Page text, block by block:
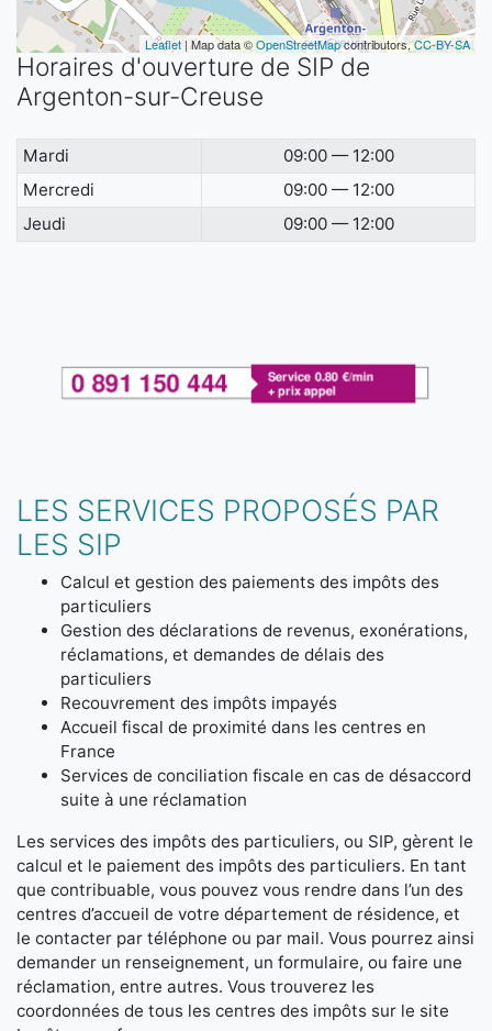
Leaflet | Map data ©OpenStreetMapcontributors,CC-BY-SA
Horaires d'ouverture de SIP de
Argenton-sur-Creuse
Mardi
09:00 — 12:00
Mercredi
09:00 — 12:00
Jeudi
09:00 — 12:00
LES SERVICES PROPOSÉS PAR
LES SIP
Calcul et gestion des paiements des impôts des
particuliers
Gestion des déclarations de revenus, exonérations,
réclamations, et demandes de délais des
particuliers
Recouvrement des impôts impayés
Accueil fiscal de proximité dans les centres en
France
Services de conciliation fiscale en cas de désaccord
suite à une réclamation
Les services des impôts des particuliers, ou SIP, gèrent le
calcul et le paiement des impôts des particuliers. En tant
que contribuable, vous pouvez vous rendre dans l’un des
centres d’accueil de votre département de résidence, et
le contacter par téléphone ou par mail. Vous pourrez ainsi
demander un renseignement, un formulaire, ou faire une
réclamation, entre autres. Vous trouverez les
coordonnées de tous les centres des impôts sur le site